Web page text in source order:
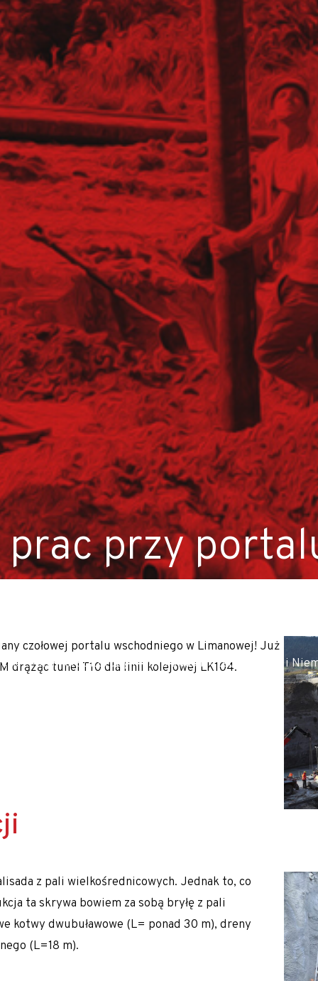
(K/M)
M)
przy
Polski oraz Europy m.in. Słowacji, Czech, Austrii i
czołowej portalu wschodniego w Limanowej! Już
drążąc tunel T10 dla linii kolejowej LK104.
z pali wielkośrednicowych. Jednak to, co
ta skrywa bowiem za sobą bryłę z pali
kotwy dwubuławowe (L= ponad 30 m), dreny
(L=18 m).